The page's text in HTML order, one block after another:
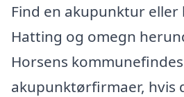
Find en akupunktur eller
Hatting og omegn
Horsens
akupunktørfirmaer, hvis